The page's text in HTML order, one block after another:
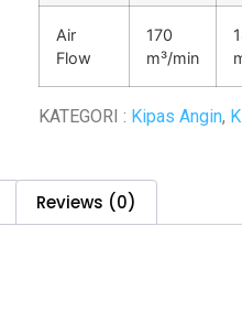
Air
Flow
170
m³/min
KATEGORI : Kipas Angin,
Reviews (0)